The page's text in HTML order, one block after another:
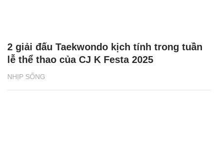
NHỊP SỐNG
2 giải đấu Taekwondo kịch tính trong tuần
lễ thể thao của CJ K Festa 2025